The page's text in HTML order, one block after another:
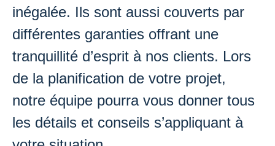
inégalée. Ils sont aussi couverts par
différentes garanties offrant une
tranquillité d’esprit à nos clients. Lors
de la planification de votre projet,
notre équipe pourra vous donner tous
les détails et conseils s’appliquant à